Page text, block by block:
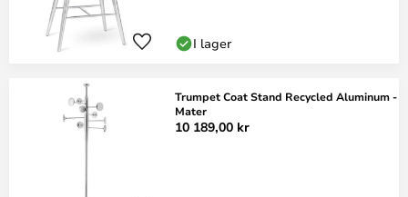
I lager
Trumpet Coat Stand Recycled Aluminum -
Mater
10 189,00 kr